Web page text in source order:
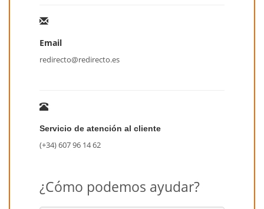
Email
redirecto@redirecto.es
Servicio de atención al cliente
(+34) 607 96 14 62
¿Cómo podemos ayudar?